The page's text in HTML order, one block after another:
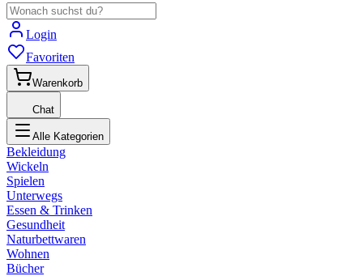
Login
Favoriten
Warenkorb
Chat
Alle Kategorien
Bekleidung
Wickeln
Spielen
Unterwegs
Essen & Trinken
Gesundheit
Naturbettwaren
Wohnen
Bücher